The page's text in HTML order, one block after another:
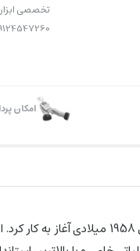
تخصصی
– 09127640366
امکان